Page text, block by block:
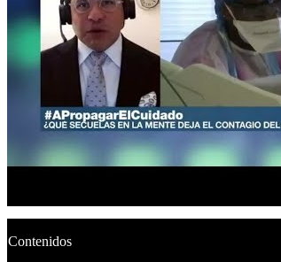
Contenidos